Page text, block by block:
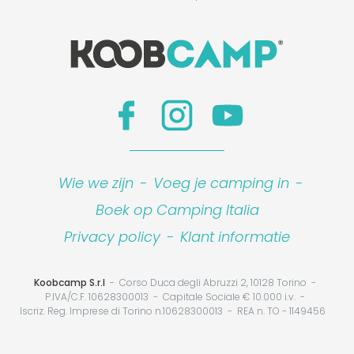
Wie we zijn - Voeg je camping in -
Boek op Camping Italia
Privacy policy - Klant informatie
Koobcamp S.r.l
Corso Duca degli Abruzzi 2, 10128 Torino
P.IVA/C.F. 10628300013
Capitale Sociale € 10.000 i.v.
Iscriz. Reg. Imprese di Torino n.10628300013
REA n. TO - 1149456